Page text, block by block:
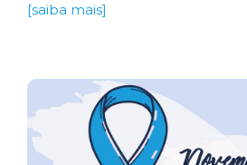
[saiba mais]